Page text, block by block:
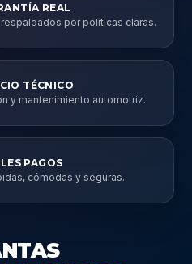
REAL
por políticas claras.
TÉCNICO
y mantenimiento automotriz.
PAGOS
cómodas y seguras.